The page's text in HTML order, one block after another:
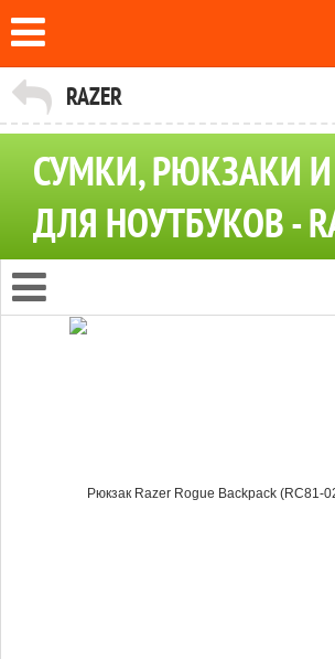
СУМКИ, РЮКЗАКИ
ДЛЯ НОУТБУКОВ -
RAZER